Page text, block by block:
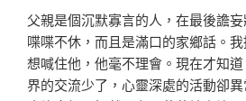
父親是個沉默寡言的人，在最後譫
喋喋不休，而且是滿口的家鄉話。
想喊住他，他毫不理會。現在才知
界的交流少了，心靈深處的活動卻